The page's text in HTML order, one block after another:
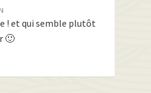
! et qui semble plutôt
🙂